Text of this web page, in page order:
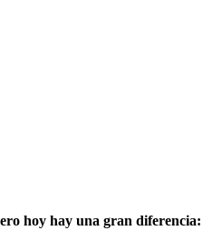
hoy hay una gran diferencia: